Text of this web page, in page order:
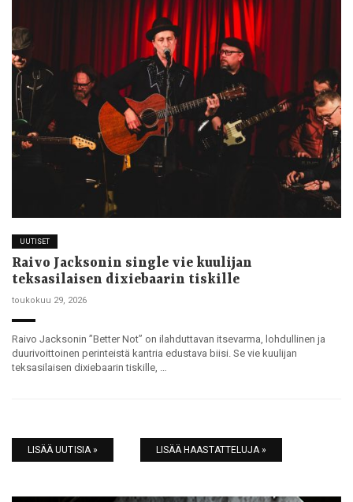
UUTISET
Raivo Jacksonin single vie kuulijan
teksasilaisen dixiebaarin tiskille
toukokuu 29, 2026
Raivo Jacksonin ”Better Not” on ilahduttavan itsevarma, lohdullinen ja
duurivoittoinen perinteistä kantria edustava biisi. Se vie kuulijan
teksasilaisen dixiebaarin tiskille, …
LISÄÄ UUTISIA » LISÄÄ HAASTATTELUJA »